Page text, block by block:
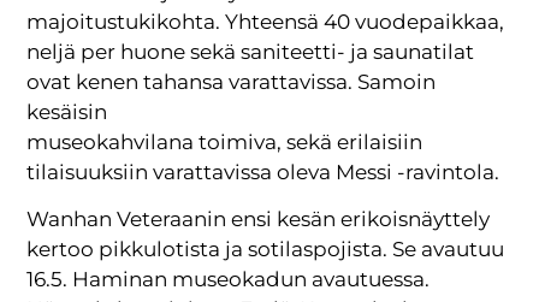
majoitustukikohta. Yhteensä 40 vuodepaikkaa,
neljä per huone sekä saniteetti- ja saunatilat
ovat kenen tahansa varattavissa. Samoin
kesäisin
museokahvilana toimiva, sekä erilaisiin
tilaisuuksiin varattavissa oleva Messi -ravintola.
Wanhan Veteraanin ensi kesän erikoisnäyttely
kertoo pikkulotista ja sotilaspojista. Se avautuu
16.5. Haminan museokadun avautuessa.